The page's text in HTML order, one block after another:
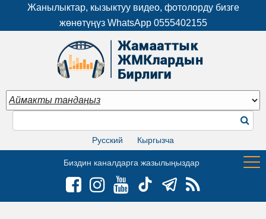
Жанылыктар, кызыктуу видео, фотолорду бизге
жөнөтүңүз WhatsApp 0555402155
Русский Кыргызча
Биздин каналдарга жазылыңыздар